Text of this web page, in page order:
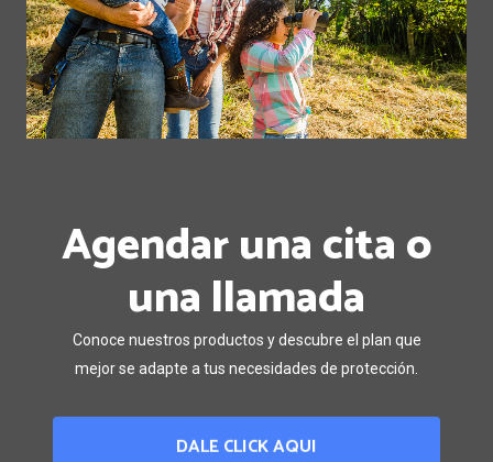
Agendar una cita o
una llamada
Conoce nuestros productos y descubre el plan que
mejor se adapte a tus necesidades de protección.
DALE CLICK AQUI